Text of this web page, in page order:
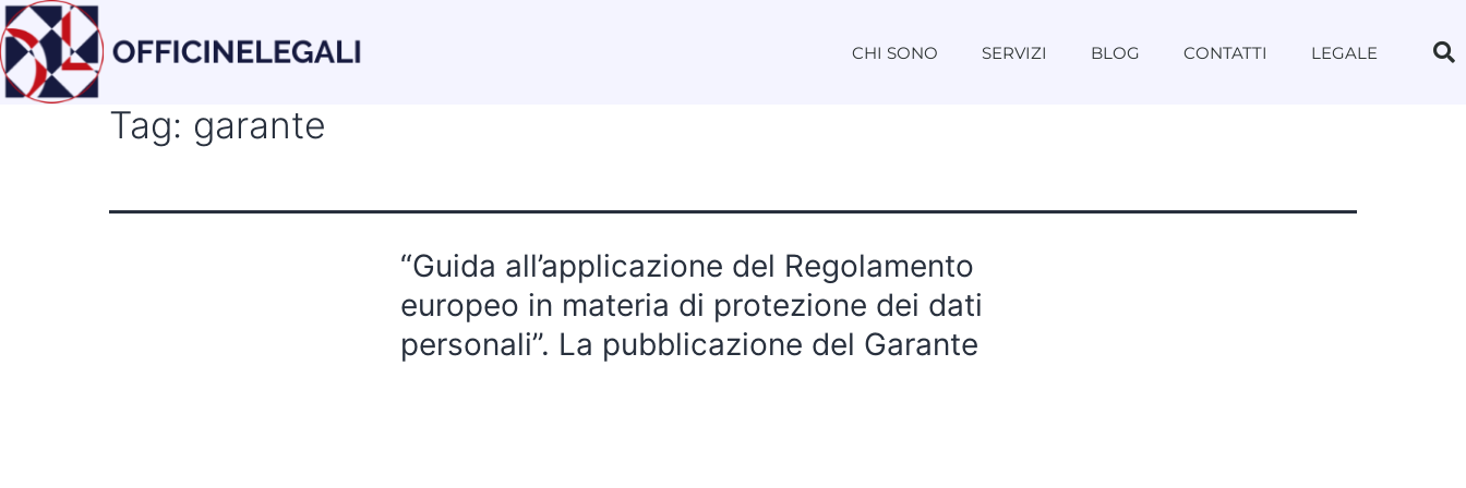
CHI SONO SERVIZI BLOG CONTATTI LEGALE
Tag: garante
“Guida all’applicazione del Regolamento
europeo in materia di protezione dei dati
personali”. La pubblicazione del Garante